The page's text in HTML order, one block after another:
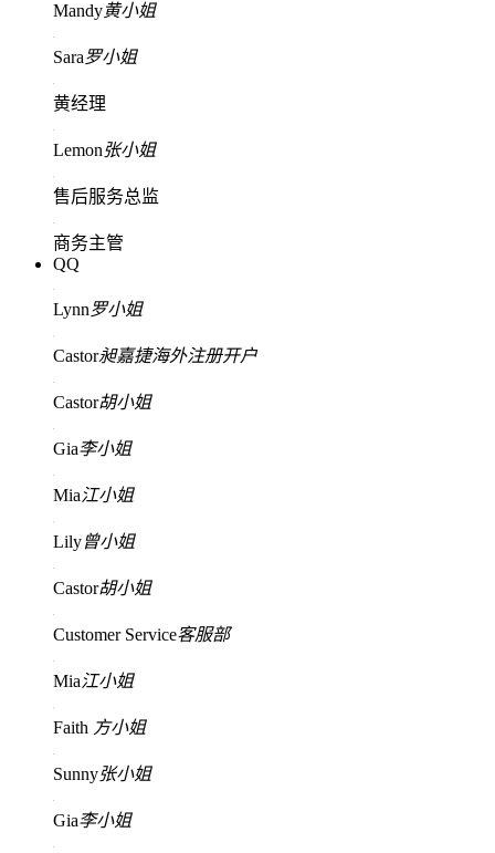
Mandy黄小姐
Sara罗小姐
黄经理
Lemon张小姐
售后服务总监
商务主管
QQ
Lynn罗小姐
Castor昶嘉捷海外注册开户
Castor胡小姐
Gia李小姐
Mia江小姐
Lily曾小姐
Castor胡小姐
Customer Service客服部
Mia江小姐
Faith 方小姐
Sunny张小姐
Gia李小姐